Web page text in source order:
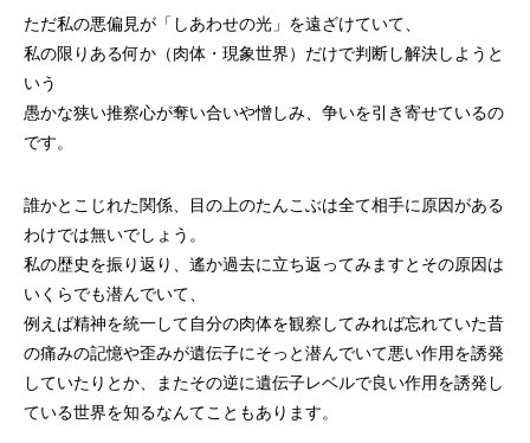
ただ私の悪偏見が「しあわせの光」を遠ざけていて、
私の限りある何か（肉体・現象世界）だけで判断し解決しようと
いう
愚かな狭い推察心が奪い合いや憎しみ、争いを引き寄せているの
です。
誰かとこじれた関係、目の上のたんこぶは全て相手に原因がある
わけでは無いでしょう。
私の歴史を振り返り、遙か過去に立ち返ってみますとその原因は
いくらでも潜んでいて、
例えば精神を統一して自分の肉体を観察してみれば忘れていた昔
の痛みの記憶や歪みが遺伝子にそっと潜んでいて悪い作用を誘発
していたりとか、またその逆に遺伝子レベルで良い作用を誘発し
ている世界を知るなんてこともあります。